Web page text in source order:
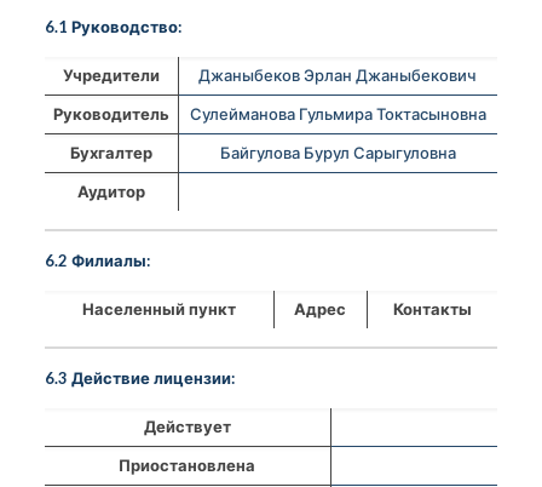
6.1 Руководство:
Учредители
Джаныбеков Эрлан Джаныбекович
Руководитель
Сулейманова Гульмира Токтасыновна
Бухгалтер
Байгулова Бурул Сарыгуловна
Аудитор
6.2 Филиалы:
Населенный пункт Адрес Контакты
6.3 Действие лицензии:
Действует
Приостановлена